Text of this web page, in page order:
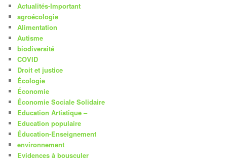
Actualités-Important
agroécologie
Alimentation
Autisme
biodiversité
COVID
Droit et justice
Écologie
Économie
Économie Sociale Solidaire
Education Artistique –
Education populaire
Éducation-Enseignement
environnement
Evidences à bousculer